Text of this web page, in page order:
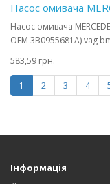
Насос омивача
Насос омивача
OEM 3B0955681A) vag
583,59 грн.
1 2 3 4
Інформація